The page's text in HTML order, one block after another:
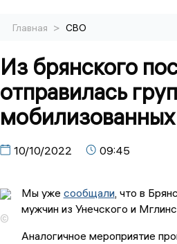
Главная > СВО
Из брянского
отправилась
10/10/2022 09:45
©
Мы уже сообщали, что в
мужчин из Унечского и
Аналогичное мероприятие